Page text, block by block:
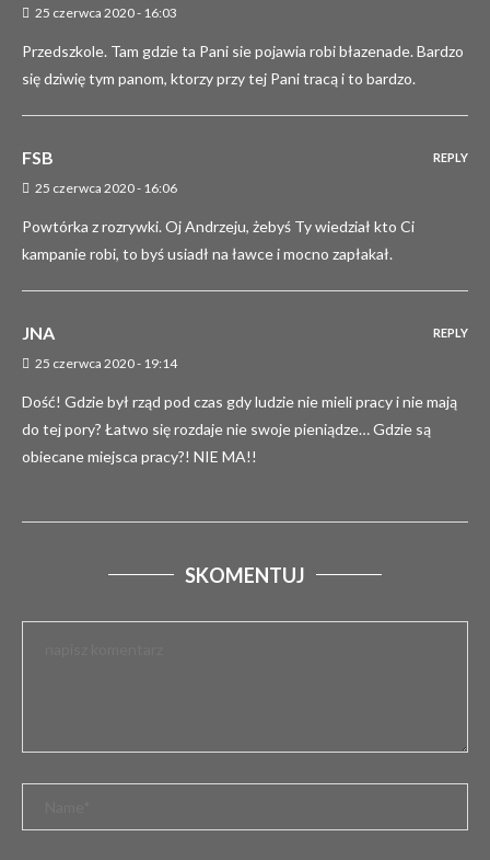
25 czerwca 2020 - 16:03
Przedszkole. Tam gdzie ta Pani sie pojawia robi błazenade. Bardzo
się dziwię tym panom, ktorzy przy tej Pani tracą i to bardzo.
FSB
25 czerwca 2020 - 16:06
Powtórka z rozrywki. Oj Andrzeju, żebyś Ty wiedział kto Ci
kampanie robi, to byś usiadł na ławce i mocno zapłakał.
REPLY
JNA
25 czerwca 2020 - 19:14
Dość! Gdzie był rząd pod czas gdy ludzie nie mieli pracy i nie mają
do tej pory? Łatwo się rozdaje nie swoje pieniądze… Gdzie są
obiecane miejsca pracy?! NIE MA!!
REPLY
SKOMENTUJ